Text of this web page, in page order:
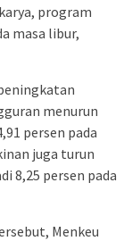
program
masa libur,
menurun
persen pada
juga turun
8,25 persen pada
Menkeu